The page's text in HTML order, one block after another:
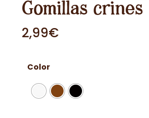
Gomillas crines
2,99€
Color